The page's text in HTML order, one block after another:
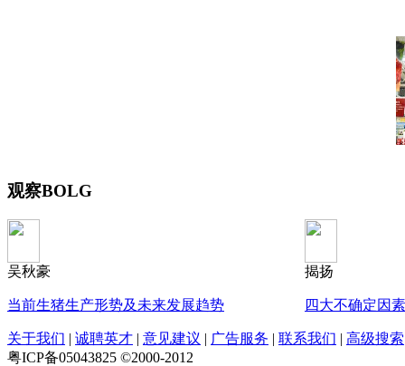
观察BOLG
吴秋豪
当前生猪生产形势及未来发展趋势
揭扬
四大不确定因
关于我们 | 诚聘英才 | 意见建议 | 广告服务 | 联系我们 | 高级搜索
粤ICP备05043825 ©2000-2012